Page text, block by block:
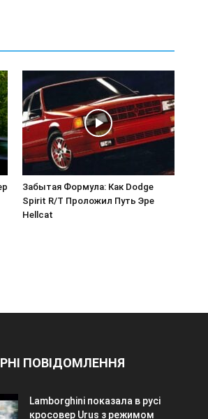
Забытая Формула: Как Dodge
Spirit R/T Проложил Путь Эре
Hellcat
ПОВІДОМЛЕННЯ
Lamborghini показала в русі
кросовер Urus з режимом